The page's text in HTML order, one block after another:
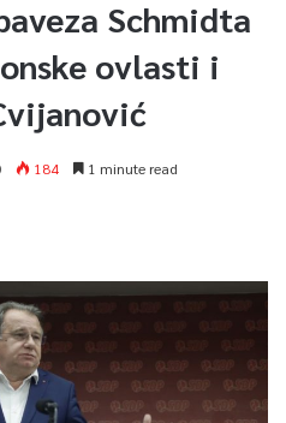
Schmidta
ovlasti i
184 1 minute read